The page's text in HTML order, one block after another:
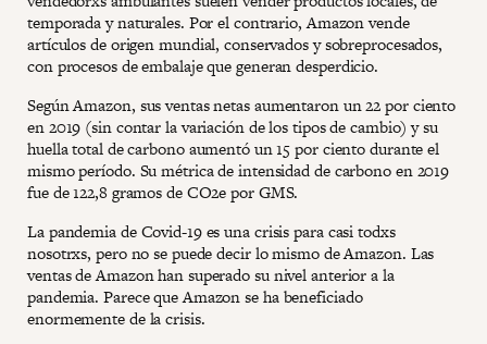
temporada y naturales. Por el contrario, Amazon vende
artículos de origen mundial, conservados y sobreprocesados,
con procesos de embalaje que generan desperdicio.
Según Amazon, sus ventas netas aumentaron un 22 por ciento
en 2019 (sin contar la variación de los tipos de cambio) y su
huella total de carbono aumentó un 15 por ciento durante el
mismo período. Su métrica de intensidad de carbono en 2019
fue de 122,8 gramos de CO2e por GMS.
La pandemia de Covid-19 es una crisis para casi todxs
nosotrxs, pero no se puede decir lo mismo de Amazon. Las
ventas de Amazon han superado su nivel anterior a la
pandemia. Parece que Amazon se ha beneficiado
enormemente de la crisis.